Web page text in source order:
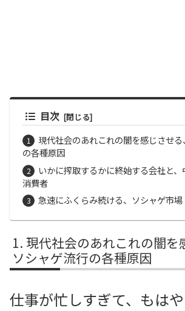
目次
現代社会のあれこれの闇を感じさせ
の各種原因
いかに搾取するかに終始する会社と、
消費者
急速にふくらみ続ける、ソシャゲ市場
現代社会のあれこれの闇を
ソシャゲ流行の各種原因
仕事が忙しすぎて、もは